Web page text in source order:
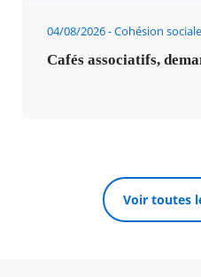
04/08/2026 Cohésion sociale
Cafés associatifs,
Voir toutes